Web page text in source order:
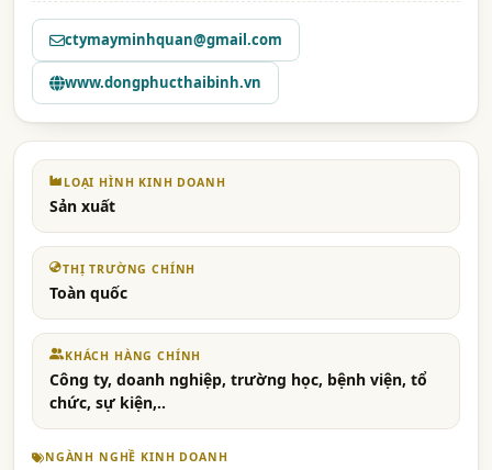
ctymayminhquan@gmail.com
www.dongphucthaibinh.vn
LOẠI HÌNH KINH DOANH
Sản xuất
THỊ TRƯỜNG CHÍNH
Toàn quốc
KHÁCH HÀNG CHÍNH
Công ty, doanh nghiệp, trường học, bệnh viện, tổ
chức, sự kiện,..
NGÀNH NGHỀ KINH DOANH